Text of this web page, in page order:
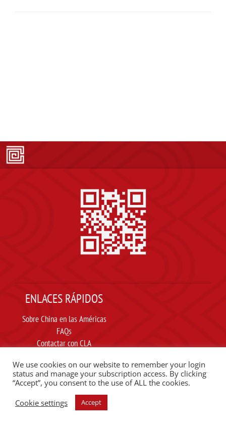
ENLACES RÁPIDOS
Sobre China en las Américas
FAQs
Contactar con CLA
Carta ética
SIGUE A CLA EN REDES SOCIALES
We use cookies on our website to remember your login
status and manage your subscription access. By clicking
“Accept”, you consent to the use of ALL the cookies.
Cookie settings
Accept